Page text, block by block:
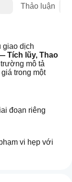
Thảo luận
giao dịch
Tích lũy, Thao
mô tả
trong một
đoạn riêng
vi hẹp với